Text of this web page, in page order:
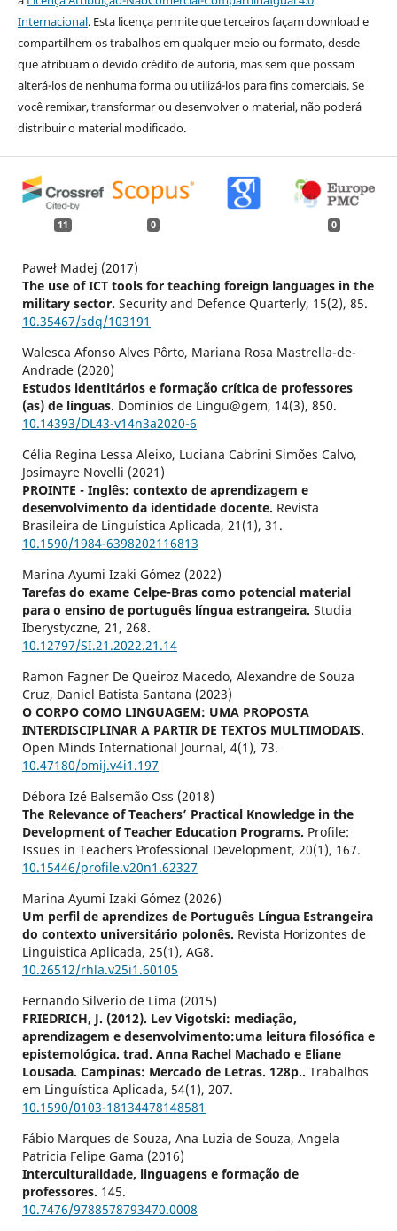
Internacional. Esta licença permite que terceiros façam download e
compartilhem os trabalhos em qualquer meio ou formato, desde
que atribuam o devido crédito de autoria, mas sem que possam
alterá-los de nenhuma forma ou utilizá-los para fins comerciais. Se
você remixar, transformar ou desenvolver o material, não poderá
distribuir o material modificado.
11 0 0
Paweł Madej (2017)
The use of ICT tools for teaching foreign languages in the
military sector. Security and Defence Quarterly, 15(2), 85.
10.35467/sdq/103191
Walesca Afonso Alves Pôrto, Mariana Rosa Mastrella-de-
Andrade (2020)
Estudos identitários e formação crítica de professores
(as) de línguas. Domínios de Lingu@gem, 14(3), 850.
10.14393/DL43-v14n3a2020-6
Célia Regina Lessa Aleixo, Luciana Cabrini Simões Calvo,
Josimayre Novelli (2021)
PROINTE - Inglês: contexto de aprendizagem e
desenvolvimento da identidade docente. Revista
Brasileira de Linguística Aplicada, 21 (1), 31.
10.1590/1984-6398202116813
Marina Ayumi Izaki Gómez (2022)
Tarefas do exame Celpe-Bras como potencial material
para o ensino de português língua estrangeira. Studia
Iberystyczne, 21 , 268.
10.12797/SI.21.2022.21.14
Ramon Fagner De Queiroz Macedo, Alexandre de Souza
Cruz, Daniel Batista Santana (2023)
O CORPO COMO LINGUAGEM: UMA PROPOSTA
INTERDISCIPLINAR A PARTIR DE TEXTOS MULTIMODAIS.
Open Minds International Journal, 4(1), 73.
10.47180/omij.v4i1.197
Débora Izé Balsemão Oss (2018)
The Relevance of Teachers’ Practical Knowledge in the
Development of Teacher Education Programs. Profile:
Issues in Teachers´ Professional Development, 20(1), 167.
10.15446/profile.v20n1.62327
Marina Ayumi Izaki Gómez (2026)
Um perfil de aprendizes de Português Língua Estrangeira
do contexto universitário polonês. Revista Horizontes de
Linguistica Aplicada, 25(1), AG8.
10.26512/rhla.v25i1.60105
Fernando Silverio de Lima (2015)
FRIEDRICH, J. (2012). Lev Vigotski: mediação,
aprendizagem e desenvolvimento:uma leitura filosófica e
epistemológica. trad. Anna Rachel Machado e Eliane
Lousada. Campinas: Mercado de Letras. 128p.. Trabalhos
em Linguística Aplicada, 54(1), 207.
10.1590/0103-18134478148581
Fábio Marques de Souza, Ana Luzia de Souza, Angela
Patricia Felipe Gama (2016)
Interculturalidade, linguagens e formação de
professores. 145.
10.7476/9788578793470.0008